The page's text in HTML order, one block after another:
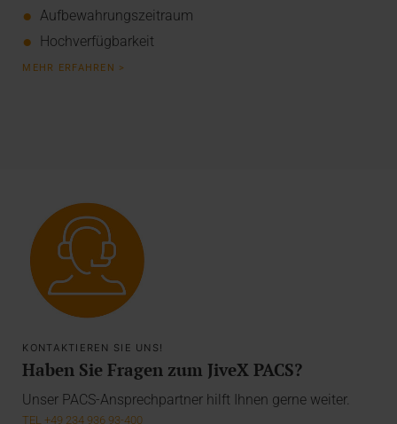
Aufbewahrungszeitraum
Hochverfügbarkeit
MEHR ERFAHREN >
KONTAKTIEREN SIE UNS!
Haben Sie Fragen zum JiveX PACS?
Unser PACS-Ansprechpartner hilft Ihnen gerne weiter.
TEL +49 234 936 93-400